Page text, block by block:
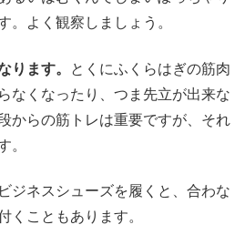
。よく観察しましょう。
ります。
とくにふくらはぎの筋肉
なくなったり、つま先立が出来な
からの筋トレは重要ですが、それ
。
ジネスシューズを履くと、合わな
くこともあります。